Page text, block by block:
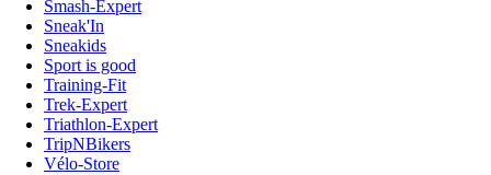
Smash-Expert
Sneak'In
Sneakids
Sport is good
Training-Fit
Trek-Expert
Triathlon-Expert
TripNBikers
Vélo-Store